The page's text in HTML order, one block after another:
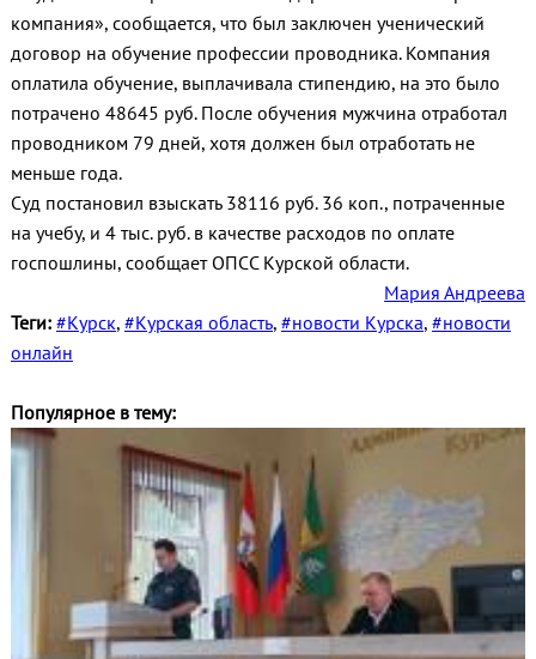
компания», сообщается, что был заключен ученический
договор на обучение профессии проводника. Компания
оплатила обучение, выплачивала стипендию, на это было
потрачено 48645 руб. После обучения мужчина отработал
проводником 79 дней, хотя должен был отработать не
меньше года.
Суд постановил взыскать 38116 руб. 36 коп., потраченные
на учебу, и 4 тыс. руб. в качестве расходов по оплате
госпошлины, сообщает ОПСС Курской области.
Мария Андреева
Теги: #Курск, #Курская область, #новости Курска, #новости
онлайн
Популярное в тему: